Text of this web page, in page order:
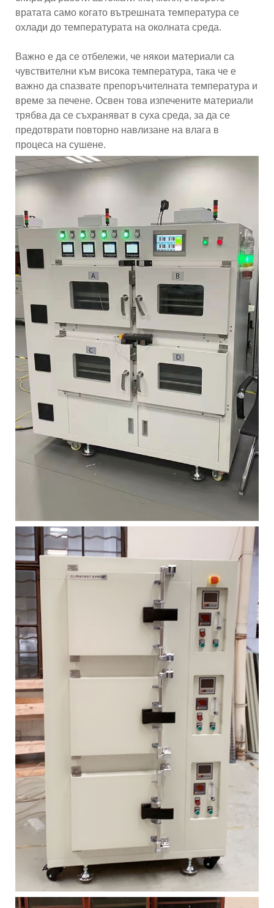
вратата само когато вътрешната температура се
охлади до температурата на околната среда.
Важно е да се отбележи, че някои материали са
чувствителни към висока температура, така че е
важно да спазвате препоръчителната температура и
време за печене. Освен това изпечените материали
трябва да се съхраняват в суха среда, за да се
предотврати повторно навлизане на влага в
процеса на сушене.